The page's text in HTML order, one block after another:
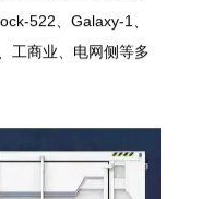
522、Galaxy-1、
工商业、电网侧等多